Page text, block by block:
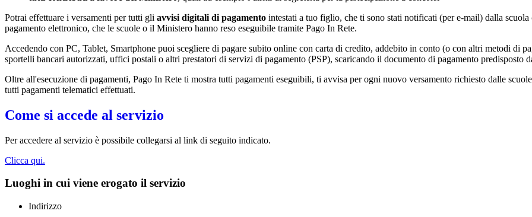
Potrai effettuare i versamenti per tutti gli avvisi digitali di pagamento intestati a tuo figlio, che ti sono stati notificati (per e-mail) dalla
pagamento elettronico, che le scuole o il Ministero hanno reso eseguibile tramite Pago In Rete.
Accedendo con PC, Tablet, Smartphone puoi scegliere di pagare subito online con carta di credito, addebito in conto (o con altri metodi di
sportelli bancari autorizzati, uffici postali o altri prestatori di servizi di pagamento (PSP), scaricando il documento di pagamento predisposto
Oltre all'esecuzione di pagamenti, Pago In Rete ti mostra tutti pagamenti eseguibili, ti avvisa per ogni nuovo versamento richiesto dalle
tutti pagamenti telematici effettuati.
Come si accede al servizio
Per accedere al servizio è possibile collegarsi al link di seguito indicato.
Clicca qui.
Luoghi in cui viene erogato il servizio
Indirizzo